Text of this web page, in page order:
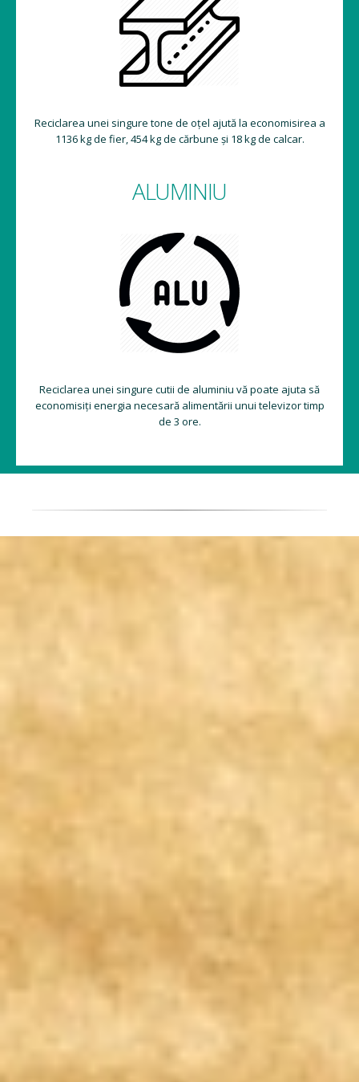
Reciclarea unei singure tone de oțel ajută la economisirea a
1136 kg de fier, 454 kg de cărbune și 18 kg de calcar.
ALUMINIU
Reciclarea unei singure cutii de aluminiu vă poate ajuta să
economisiți energia necesară alimentării unui televizor timp
de 3 ore.